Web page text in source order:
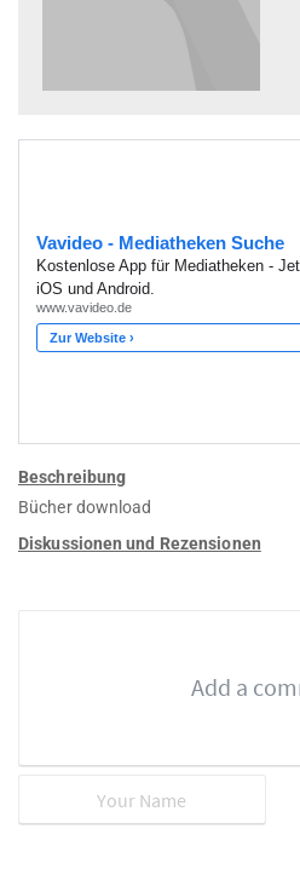
Beschreibung
Bücher download
Diskussionen und Rezensionen